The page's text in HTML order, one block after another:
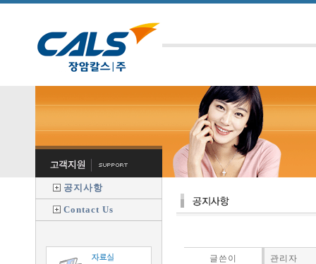
공지사항
Contact Us
글쓴이 관리자